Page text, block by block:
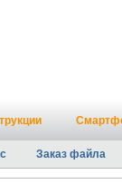
Заказ файла